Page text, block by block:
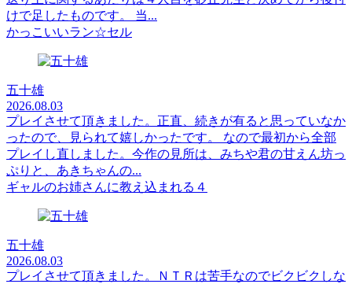
けで足したものです。 当...
かっこいいラン☆セル
五十雄
2026.08.03
プレイさせて頂きました。正直、続きが有ると思っていなか
ったので、見られて嬉しかったです。 なので最初から全部
プレイし直しました。今作の見所は、みちや君の甘えん坊っ
ぷりと、あきちゃんの...
ギャルのお姉さんに教え込まれる４
五十雄
2026.08.03
プレイさせて頂きました。ＮＴＲは苦手なのでビクビクしな